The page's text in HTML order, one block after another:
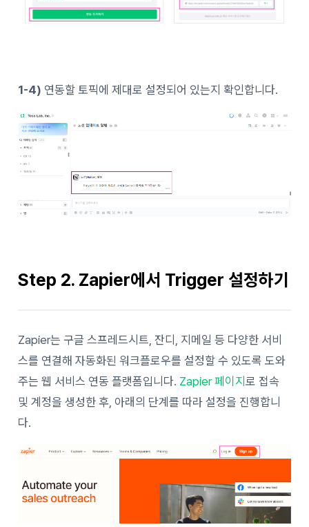
1-4) 연동할 토픽에 제대로 설정되어 있는지 확인합니다.
Step 2. Zapier에서 Trigger 설정하기
Zapier는 구글 스프레드시트, 잔디, 지메일 등 다양한 서비
스를 연결해 자동화된 워크플로우를 설정할 수 있도록 도와
주는 웹 서비스 연동 플랫폼입니다. Zapier 페이지로 접속
및 계정을 생성한 후, 아래의 단계를 따라 설정을 진행합니
다.